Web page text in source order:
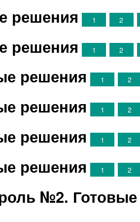
решения 1 2
решения 1 2
решения 1 2
решения 1 2
решения 1 2
решения 1 2
№2.